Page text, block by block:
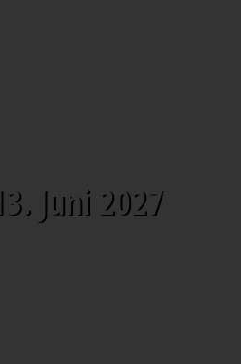
Juni 2027